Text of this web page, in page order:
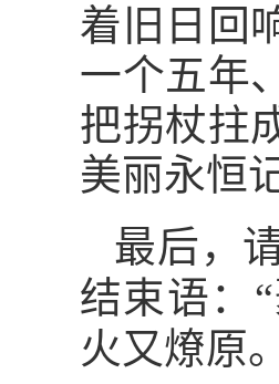
着旧日回
一个五年
把拐杖拄
美丽永恒
最后，
结束语：
火又燎原